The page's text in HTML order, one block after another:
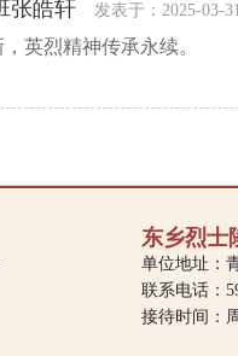
东乡烈士
单位地址：
联系电话：
接待时间：